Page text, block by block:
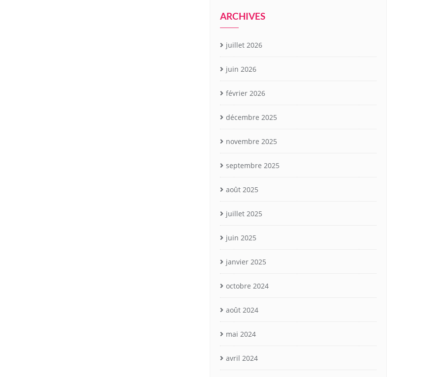
ARCHIVES
juillet 2026
juin 2026
février 2026
décembre 2025
novembre 2025
septembre 2025
août 2025
juillet 2025
juin 2025
janvier 2025
octobre 2024
août 2024
mai 2024
avril 2024